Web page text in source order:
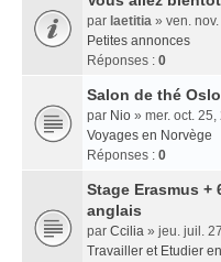
par laetitia » ven.
Petites annonces
Réponses : 0
Salon de thé
par Nio » mer. oct.
Voyages en Norvège
Réponses : 0
Stage Erasmus +
anglais
par Ccilia » jeu. juil.
Travailler et Etudier